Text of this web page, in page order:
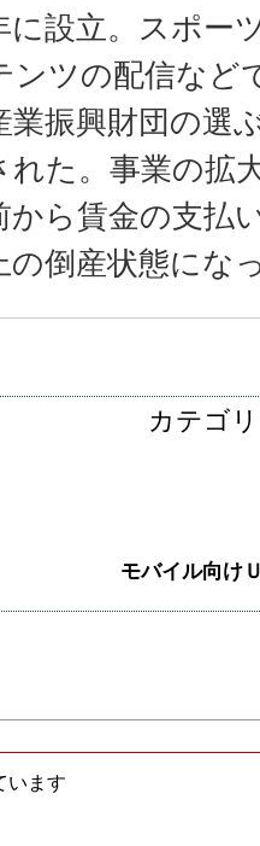
設立。スポー
ンツの配信など
業振興財団の選
れた。事業の拡
から賃金の支払
の倒産状態にな
カテゴ
モバイル向け
います